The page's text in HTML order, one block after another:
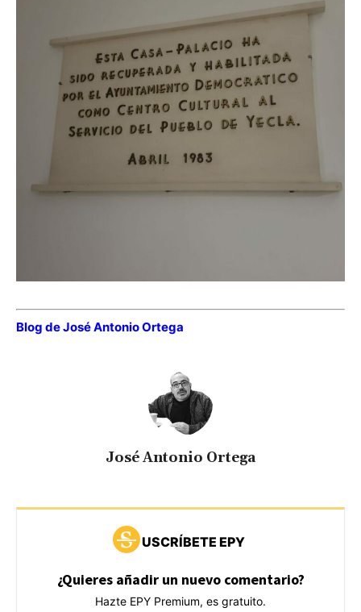
Blog de José Antonio Ortega
José Antonio Ortega
USCRÍBETE EPY
¿Quieres añadir un nuevo comentario?
Hazte EPY Premium, es gratuito.